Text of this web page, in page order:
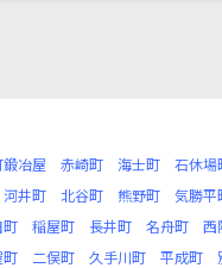
冶屋 赤崎町 海士町 石休場
河井町 北谷町 熊野町 気勝平
町 稲屋町 長井町 名舟町 西
町 二俣町 久手川町 平成町